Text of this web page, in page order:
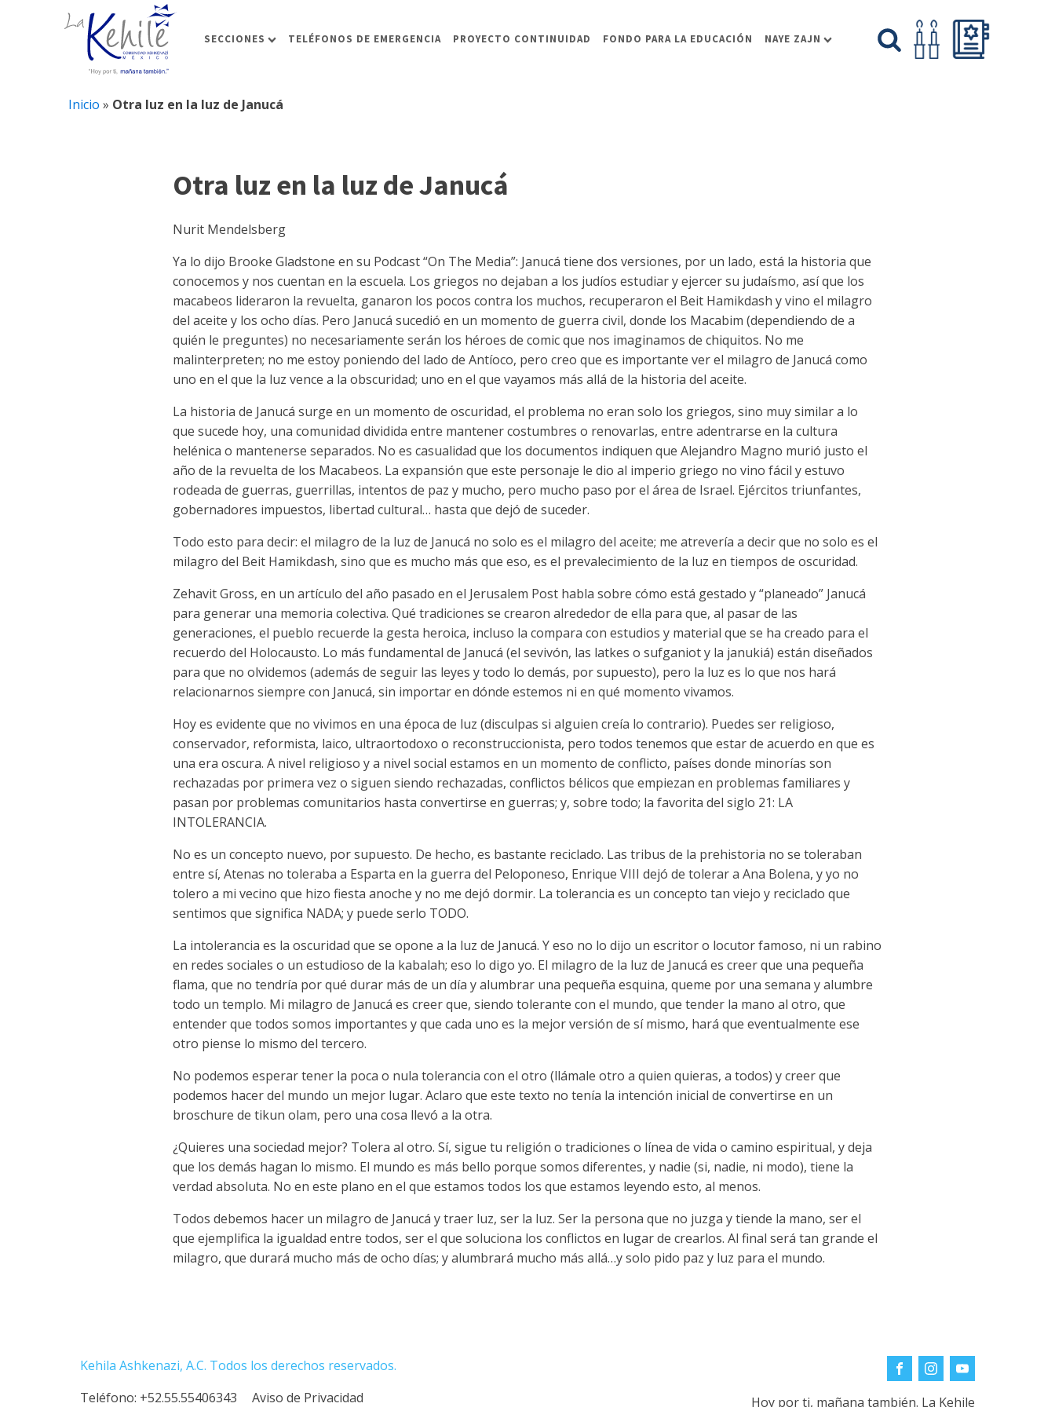
SECCIONES TELÉFONOS DE EMERGENCIA PROYECTO CONTINUIDAD FONDO PARA LA EDUCACIÓN NAYE ZAJN
Inicio » Otra luz en la luz de Janucá
Otra luz en la luz de Janucá
Nurit Mendelsberg
Ya lo dijo Brooke Gladstone en su Podcast “On The Media”: Janucá tiene dos versiones, por un lado, está la historia que
conocemos y nos cuentan en la escuela. Los griegos no dejaban a los judíos estudiar y ejercer su judaísmo, así que los
macabeos lideraron la revuelta, ganaron los pocos contra los muchos, recuperaron el Beit Hamikdash y vino el milagro
del aceite y los ocho días. Pero Janucá sucedió en un momento de guerra civil, donde los Macabim (dependiendo de a
quién le preguntes) no necesariamente serán los héroes de comic que nos imaginamos de chiquitos. No me
malinterpreten; no me estoy poniendo del lado de Antíoco, pero creo que es importante ver el milagro de Janucá como
uno en el que la luz vence a la obscuridad; uno en el que vayamos más allá de la historia del aceite.
La historia de Janucá surge en un momento de oscuridad, el problema no eran solo los griegos, sino muy similar a lo
que sucede hoy, una comunidad dividida entre mantener costumbres o renovarlas, entre adentrarse en la cultura
helénica o mantenerse separados. No es casualidad que los documentos indiquen que Alejandro Magno murió justo el
año de la revuelta de los Macabeos. La expansión que este personaje le dio al imperio griego no vino fácil y estuvo
rodeada de guerras, guerrillas, intentos de paz y mucho, pero mucho paso por el área de Israel. Ejércitos triunfantes,
gobernadores impuestos, libertad cultural… hasta que dejó de suceder.
Todo esto para decir: el milagro de la luz de Janucá no solo es el milagro del aceite; me atrevería a decir que no solo es el
milagro del Beit Hamikdash, sino que es mucho más que eso, es el prevalecimiento de la luz en tiempos de oscuridad.
Zehavit Gross, en un artículo del año pasado en el Jerusalem Post habla sobre cómo está gestado y “planeado” Janucá
para generar una memoria colectiva. Qué tradiciones se crearon alrededor de ella para que, al pasar de las
generaciones, el pueblo recuerde la gesta heroica, incluso la compara con estudios y material que se ha creado para el
recuerdo del Holocausto. Lo más fundamental de Janucá (el sevivón, las latkes o sufganiot y la janukiá) están diseñados
para que no olvidemos (además de seguir las leyes y todo lo demás, por supuesto), pero la luz es lo que nos hará
relacionarnos siempre con Janucá, sin importar en dónde estemos ni en qué momento vivamos.
Hoy es evidente que no vivimos en una época de luz (disculpas si alguien creía lo contrario). Puedes ser religioso,
conservador, reformista, laico, ultraortodoxo o reconstruccionista, pero todos tenemos que estar de acuerdo en que es
una era oscura. A nivel religioso y a nivel social estamos en un momento de conflicto, países donde minorías son
rechazadas por primera vez o siguen siendo rechazadas, conflictos bélicos que empiezan en problemas familiares y
pasan por problemas comunitarios hasta convertirse en guerras; y, sobre todo; la favorita del siglo 21: LA
INTOLERANCIA.
No es un concepto nuevo, por supuesto. De hecho, es bastante reciclado. Las tribus de la prehistoria no se toleraban
entre sí, Atenas no toleraba a Esparta en la guerra del Peloponeso, Enrique VIII dejó de tolerar a Ana Bolena, y yo no
tolero a mi vecino que hizo fiesta anoche y no me dejó dormir. La tolerancia es un concepto tan viejo y reciclado que
sentimos que significa NADA; y puede serlo TODO.
La intolerancia es la oscuridad que se opone a la luz de Janucá. Y eso no lo dijo un escritor o locutor famoso, ni un rabino
en redes sociales o un estudioso de la kabalah; eso lo digo yo. El milagro de la luz de Janucá es creer que una pequeña
flama, que no tendría por qué durar más de un día y alumbrar una pequeña esquina, queme por una semana y alumbre
todo un templo. Mi milagro de Janucá es creer que, siendo tolerante con el mundo, que tender la mano al otro, que
entender que todos somos importantes y que cada uno es la mejor versión de sí mismo, hará que eventualmente ese
otro piense lo mismo del tercero.
No podemos esperar tener la poca o nula tolerancia con el otro (llámale otro a quien quieras, a todos) y creer que
podemos hacer del mundo un mejor lugar. Aclaro que este texto no tenía la intención inicial de convertirse en un
broschure de tikun olam, pero una cosa llevó a la otra.
¿Quieres una sociedad mejor? Tolera al otro. Sí, sigue tu religión o tradiciones o línea de vida o camino espiritual, y deja
que los demás hagan lo mismo. El mundo es más bello porque somos diferentes, y nadie (si, nadie, ni modo), tiene la
verdad absoluta. No en este plano en el que estamos todos los que estamos leyendo esto, al menos.
Todos debemos hacer un milagro de Janucá y traer luz, ser la luz. Ser la persona que no juzga y tiende la mano, ser el
que ejemplifica la igualdad entre todos, ser el que soluciona los conflictos en lugar de crearlos. Al final será tan grande el
milagro, que durará mucho más de ocho días; y alumbrará mucho más allá…y solo pido paz y luz para el mundo.
Kehila Ashkenazi, A.C. Todos los derechos reservados.
Teléfono: +52.55.55406343 Aviso de Privacidad Hoy por ti, mañana también. La Kehile